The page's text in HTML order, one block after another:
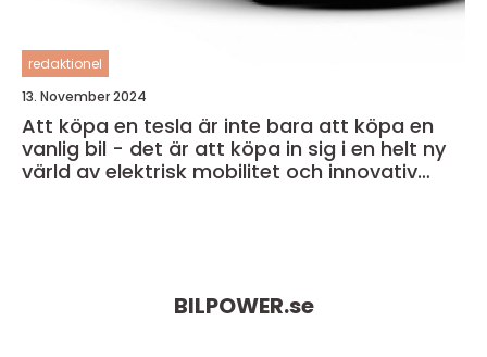
redaktionel
13. November 2024
Att köpa en tesla är inte bara att köpa en
vanlig bil - det är att köpa in sig i en helt ny
värld av elektrisk mobilitet och innovativ
BILPOWER.se